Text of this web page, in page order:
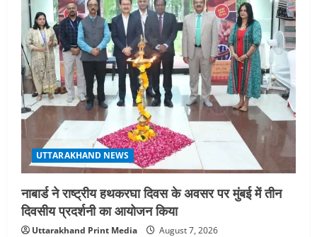
UTTARAKHAND NEWS
नाबार्ड ने राष्ट्रीय हथकरघा दिवस के अवसर पर मुंबई में तीन
दिवसीय प्रदर्शनी का आयोजन किया
Uttarakhand Print Media August 7, 2026